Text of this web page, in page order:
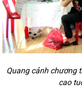
Quang cảnh chương
cao